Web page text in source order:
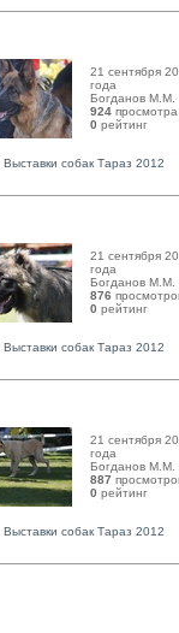
21 сентября
года
Богданов М.М.
924 просмотра
0 рейтинг
Выставки собак Тараз 2012
21 сентября
года
Богданов М.М.
876
0 рейтинг
Выставки собак Тараз 2012
21 сентября
года
Богданов М.М.
887
0 рейтинг
Выставки собак Тараз 2012